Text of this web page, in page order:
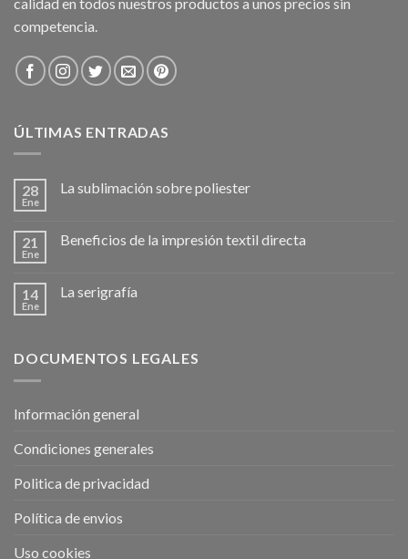
competencia.
ÚLTIMAS ENTRADAS
28
Ene
La sublimación sobre poliester
21
Ene
Beneficios de la impresión textil directa
14
Ene
La serigrafía
DOCUMENTOS LEGALES
Información general
Condiciones generales
Politica de privacidad
Política de envios
Uso cookies